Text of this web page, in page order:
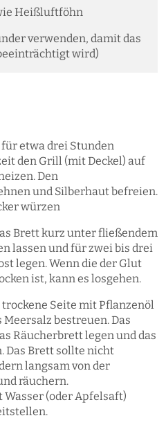
Heißluftföhn
verwenden, damit das
wird)
etwa drei Stunden
den Grill (mit Deckel) auf
Den
und Silberhaut befreien.
würzen
Brett kurz unter fließendem
lassen und für zwei bis drei
legen. Wenn die der Glut
ist, kann es losgehen.
Seite mit Pflanzenöl
bestreuen. Das
Räucherbrett legen und das
Das Brett sollte nicht
langsam von der
räuchern.
(oder Apfelsaft)